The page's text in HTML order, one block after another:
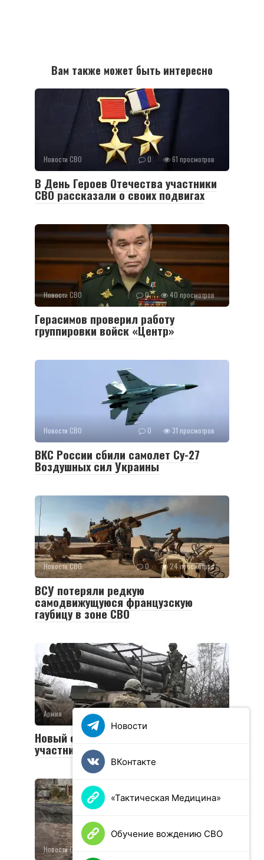
Вам также может быть интересно
Новости СВО 0 61 просмотров
В День Героев Отечества участники
СВО рассказали о своих подвигах
Новости СВО 0 40 просмотров
Герасимов проверил работу
группировки войск «Центр»
Новости СВО 0 31 просмотров
ВКС России сбили самолет Су-27
Воздушных сил Украины
Новости СВО 0 24 просмотров
ВСУ потеряли редкую
самодвижущуюся французскую
гаубицу в зоне СВО
Армия
Новый социальный контракт для
участников СВО
Новости СВО
Новости
ВКонтакте
«Тактическая Медицина»
Обучение вождению СВО